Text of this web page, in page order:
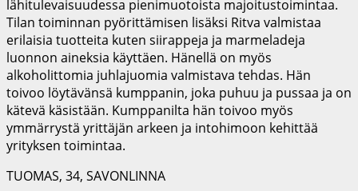
lähitulevaisuudessa pienimuotoista majoitustoimintaa.
Tilan toiminnan pyörittämisen lisäksi Ritva valmistaa
erilaisia tuotteita kuten siirappeja ja marmeladeja
luonnon aineksia käyttäen. Hänellä on myös
alkoholittomia juhlajuomia valmistava tehdas. Hän
toivoo löytävänsä kumppanin, joka puhuu ja pussaa ja on
kätevä käsistään. Kumppanilta hän toivoo myös
ymmärrystä yrittäjän arkeen ja intohimoon kehittää
yrityksen toimintaa.
TUOMAS, 34, SAVONLINNA